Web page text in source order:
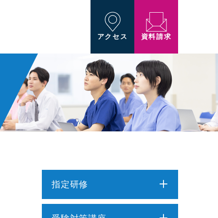
アクセス 資料請求
指定研修
介護職員初任者研修